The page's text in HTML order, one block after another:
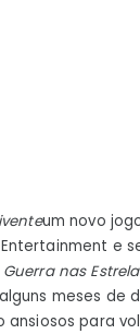
um novo
e
Guerra nas
meses de
ansiosos para